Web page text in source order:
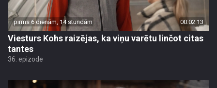
pirms 6 dienām, 14 stundām 00:02:13
Viesturs Kohs raizējas, ka viņu varētu linčot citas
tantes
36. epizode